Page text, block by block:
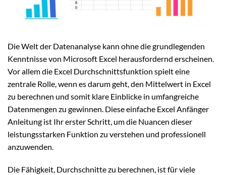
Die Welt der Datenanalyse kann ohne die grundlegenden
Kenntnisse von Microsoft Excel herausfordernd erscheinen.
Vor allem die Excel Durchschnittsfunktion spielt eine
zentrale Rolle, wenn es darum geht, den Mittelwert in Excel
zu berechnen und somit klare Einblicke in umfangreiche
Datenmengen zu gewinnen. Diese einfache Excel Anfänger
Anleitung ist Ihr erster Schritt, um die Nuancen dieser
leistungsstarken Funktion zu verstehen und professionell
anzuwenden.
Die Fähigkeit, Durchschnitte zu berechnen, ist für viele